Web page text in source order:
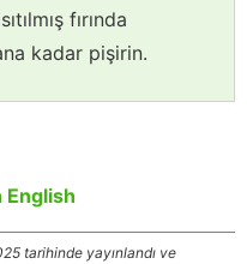
fırında
kadar pişirin.
tarihinde yayınlandı ve